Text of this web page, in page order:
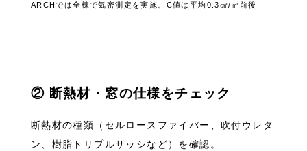
ARCHでは全棟で気密測定を実施。C値は平均0.3㎠/㎡前後
② 断熱材・窓の仕様をチェック
断熱材の種類（セルロースファイバー、吹付ウレタ
ン、樹脂トリプルサッシなど）を確認。